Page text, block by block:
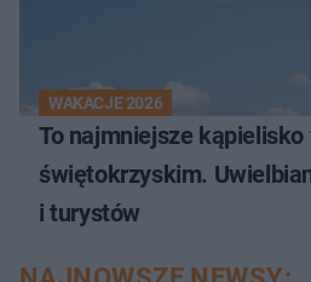
WAKACJE 2026
To najmniejsze
świętokrzyskim.
i turystów